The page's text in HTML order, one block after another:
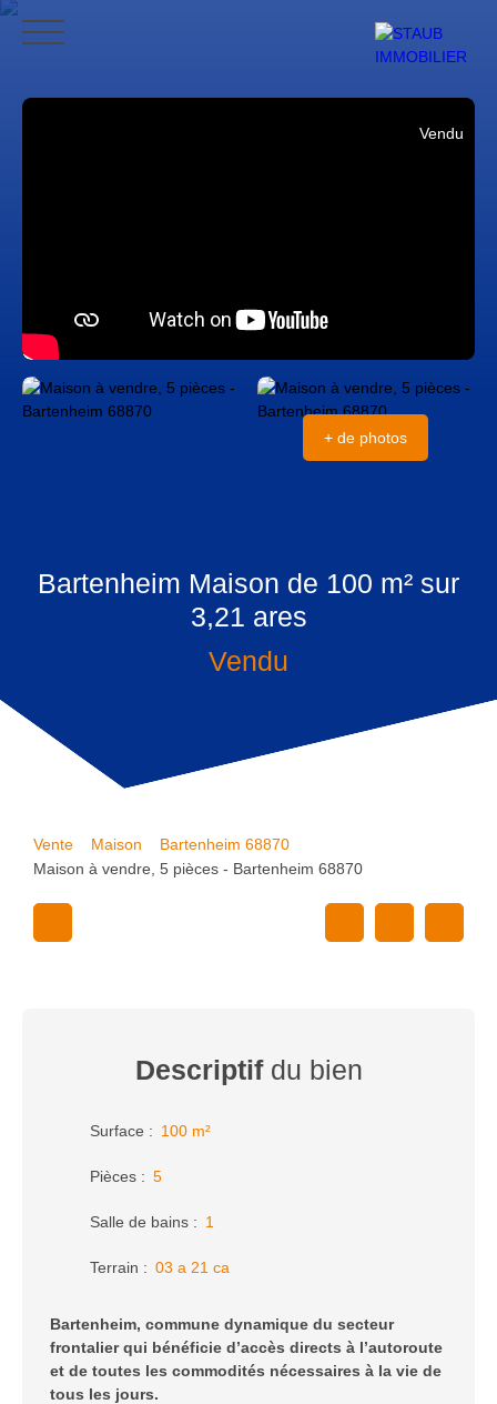
ACCUEIL ACHETER VENDRE NOS AVIS CONTACT
Vendu
+ de photos
Bartenheim Maison de 100 m² sur
3,21 ares
Vendu
Vente Maison
Bartenheim 68870
Maison à vendre, 5 pièces - Bartenheim 68870
Descriptifdu bien
Surface : 100 m²
Pièces : 5
Salle de bains : 1
Terrain : 03 a 21 ca
Bartenheim, commune dynamique du secteur
frontalier qui bénéficie d’accès directs à l’autoroute
et de toutes les commodités nécessaires à la vie de
tous les jours.